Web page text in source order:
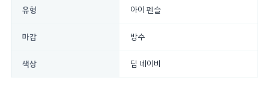
유형 아이 펜슬
마감 방수
색상 딥 네이비